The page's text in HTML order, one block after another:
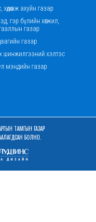
хөдөө аж ахуйн газар
гэр бүлийн хөгжил,
газар
газар
шинжилгээний хэлтэс
мэндийн газар
ТАМГЫН ГАЗАР
БОЛНО.